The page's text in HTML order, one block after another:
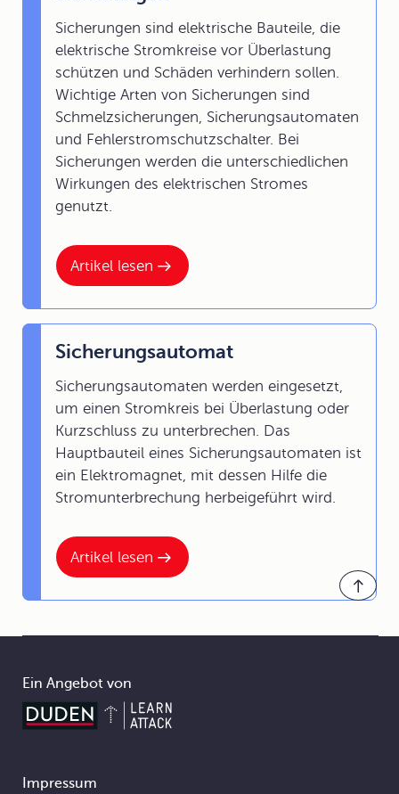
Artikel lesen
Sicherungen sind elektrische Bauteile, die
elektrische Stromkreise vor Überlastung
schützen und Schäden verhindern sollen.
Wichtige Arten von Sicherungen sind
Schmelzsicherungen, Sicherungsautomaten
und Fehlerstromschutzschalter. Bei
Sicherungen werden die unterschiedlichen
Wirkungen des elektrischen Stromes
genutzt.
Artikel lesen
Sicherungsautomat
Sicherungsautomaten werden eingesetzt,
um einen Stromkreis bei Überlastung oder
Kurzschluss zu unterbrechen. Das
Hauptbauteil eines Sicherungsautomaten ist
ein Elektromagnet, mit dessen Hilfe die
Stromunterbrechung herbeigeführt wird.
Ein Angebot von
Impressum